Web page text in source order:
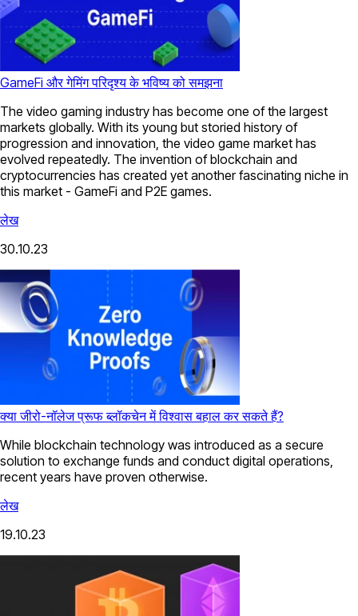
GameFi और गेमिंग परिदृश्य के भविष्य को समझना
The video gaming industry has become one of the largest
markets globally. With its young but storied history of
progression and innovation, the video game market has
evolved repeatedly. The invention of blockchain and
cryptocurrencies has created yet another fascinating niche in
this market - GameFi and P2E games.
लेख
30.10.23
क्या जीरो-नॉलेज प्रूफ ब्लॉकचेन में विश्वास बहाल कर सकते हैं?
While blockchain technology was introduced as a secure
solution to exchange funds and conduct digital operations,
recent years have proven otherwise.
लेख
19.10.23